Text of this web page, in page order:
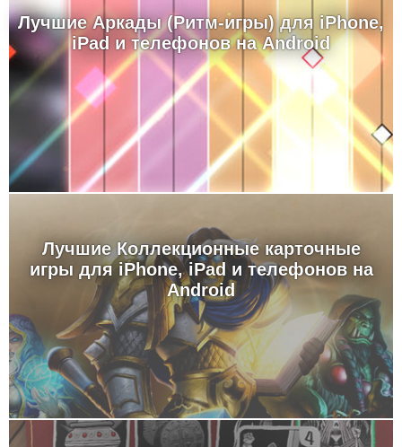
Лучшие Аркады (Ритм-игры) для iPhone,
iPad и телефонов на Android
Лучшие Коллекционные карточные
игры для iPhone, iPad и телефонов на
Android